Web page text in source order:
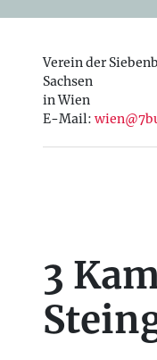
Verein der
Sachsen
in Wien
E-Mail:
3